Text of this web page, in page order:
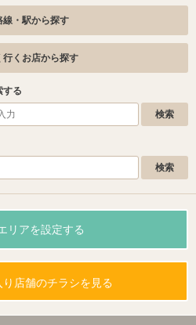
線・駅から探す
行くお店から探す
する
リアを設定する
り店舗のチラシを見る